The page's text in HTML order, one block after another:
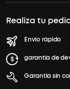
Realiza tu
Envío rápido
garantía de
Garantía sin